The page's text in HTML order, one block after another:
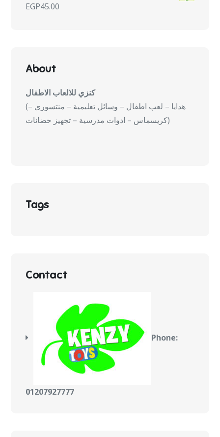
EGP45.00
About
كنزي للالعاب الاطفال
(هدايا – لعب اطفال – وسائل تعليمية – منتسورى –
كريسماس – ادوات مدرسية – تجهيز حضانات)
Tags
Contact
Phone:
01207927777